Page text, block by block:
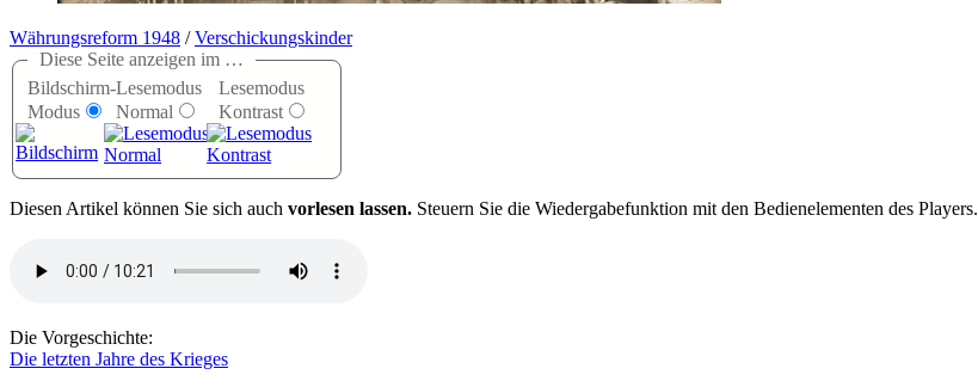
Währungsreform 1948 /Verschickungskinder
Diese Seite anzeigen im …
Bildschirm-
Modus
Lesemodus
Normal
Lesemodus
Kontrast
Diesen Artikel können Sie sich auch vorlesen lassen. Steuern Sie die Wiedergabefunktion mit den Bedienelementen des Players.
Die Vorgeschichte:
Die letzten Jahre des Krieges